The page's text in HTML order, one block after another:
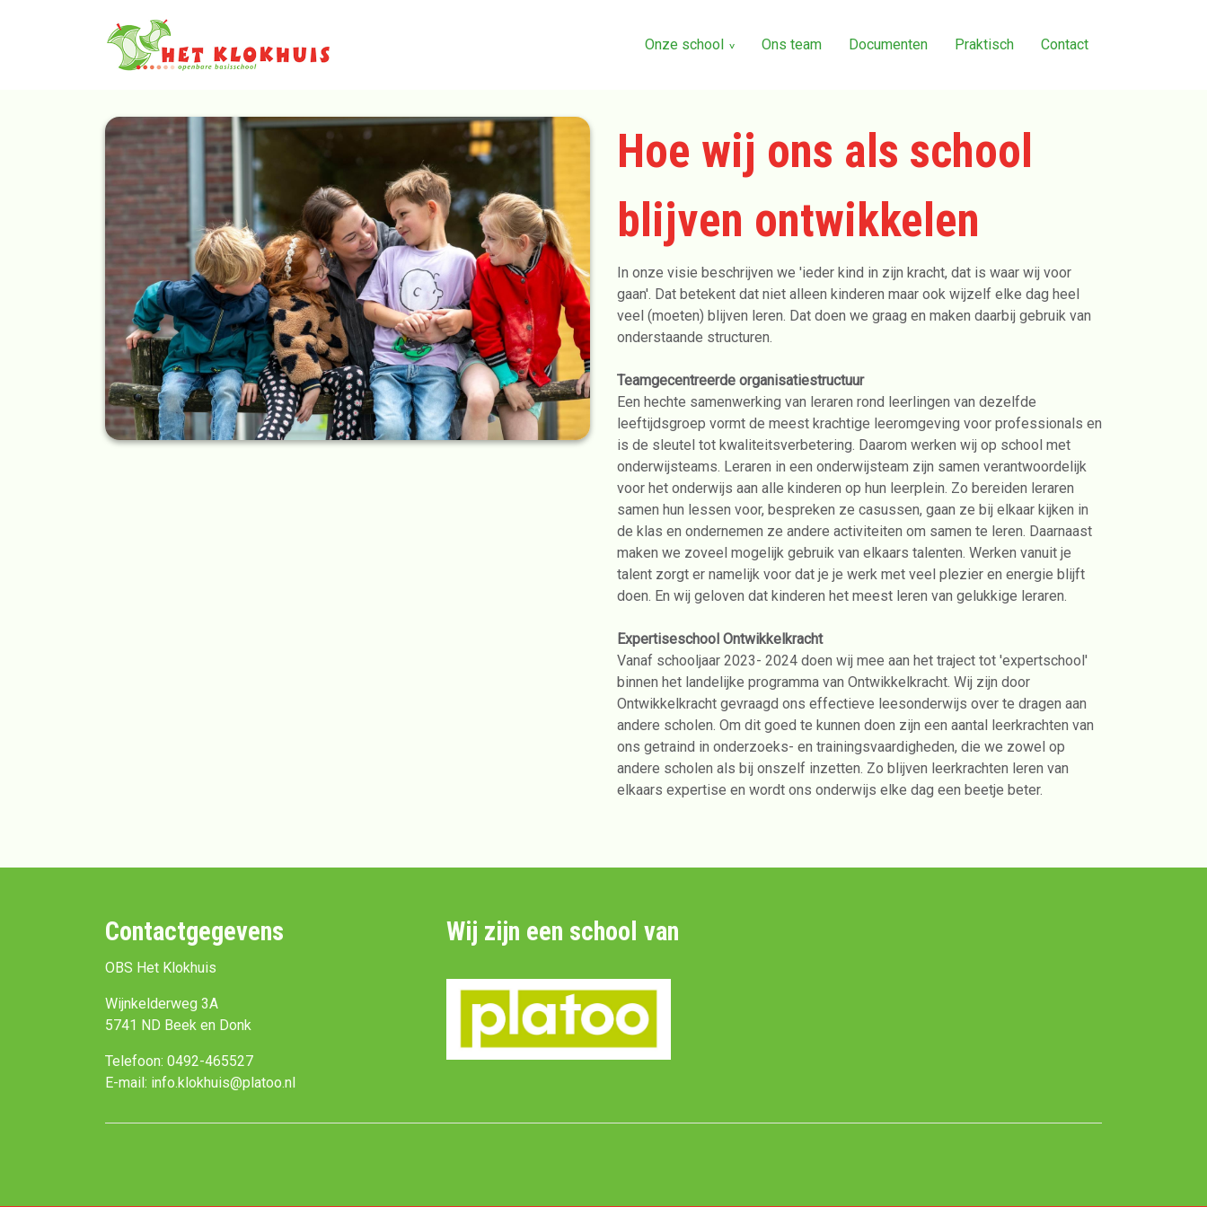
Onze school Ons team Documenten Praktisch Contact
Hoe wij ons als school
blijven ontwikkelen
In onze visie beschrijven we 'ieder kind in zijn kracht, dat is waar wij voor
gaan'. Dat betekent dat niet alleen kinderen maar ook wijzelf elke dag heel
veel (moeten) blijven leren. Dat doen we graag en maken daarbij gebruik van
onderstaande structuren.
Teamgecentreerde organisatiestructuur
Een hechte samenwerking van leraren rond leerlingen van dezelfde
leeftijdsgroep vormt de meest krachtige leeromgeving voor professionals en
is de sleutel tot kwaliteitsverbetering. Daarom werken wij op school met
onderwijsteams. Leraren in een onderwijsteam zijn samen verantwoordelijk
voor het onderwijs aan alle kinderen op hun leerplein. Zo bereiden leraren
samen hun lessen voor, bespreken ze casussen, gaan ze bij elkaar kijken in
de klas en ondernemen ze andere activiteiten om samen te leren. Daarnaast
maken we zoveel mogelijk gebruik van elkaars talenten. Werken vanuit je
talent zorgt er namelijk voor dat je je werk met veel plezier en energie blijft
doen. En wij geloven dat kinderen het meest leren van gelukkige leraren.
Expertiseschool Ontwikkelkracht
Vanaf schooljaar 2023- 2024 doen wij mee aan het traject tot 'expertschool'
binnen het landelijke programma van Ontwikkelkracht. Wij zijn door
Ontwikkelkracht gevraagd ons effectieve leesonderwijs over te dragen aan
andere scholen. Om dit goed te kunnen doen zijn een aantal leerkrachten van
ons getraind in onderzoeks- en trainingsvaardigheden, die we zowel op
andere scholen als bij onszelf inzetten. Zo blijven leerkrachten leren van
elkaars expertise en wordt ons onderwijs elke dag een beetje beter.
Contactgegevens
OBS Het Klokhuis
Wijnkelderweg 3A
5741 ND Beek en Donk
Telefoon: 0492-465527
E-mail: info.klokhuis@platoo.nl
Wij zijn een school van